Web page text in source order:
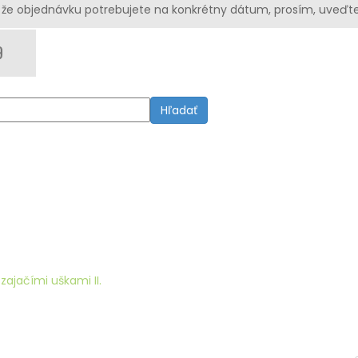
objednávku potrebujete na konkrétny dátum, prosím,
Hľadať
uškami II.